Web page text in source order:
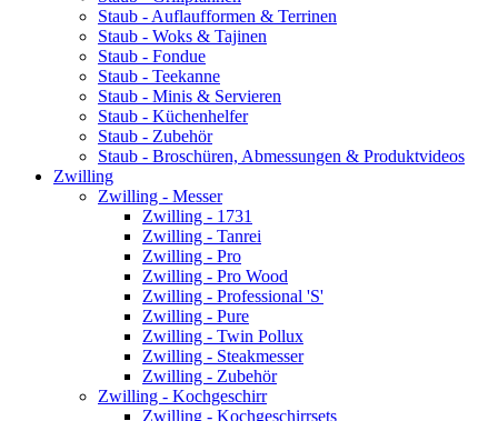
Staub - Auflaufformen & Terrinen
Staub - Woks & Tajinen
Staub - Fondue
Staub - Teekanne
Staub - Minis & Servieren
Staub - Küchenhelfer
Staub - Zubehör
Staub - Broschüren, Abmessungen & Produktvideos
Zwilling
Zwilling - Messer
Zwilling - 1731
Zwilling - Tanrei
Zwilling - Pro
Zwilling - Pro Wood
Zwilling - Professional 'S'
Zwilling - Pure
Zwilling - Twin Pollux
Zwilling - Steakmesser
Zwilling - Zubehör
Zwilling - Kochgeschirr
Zwilling - Kochgeschirrsets